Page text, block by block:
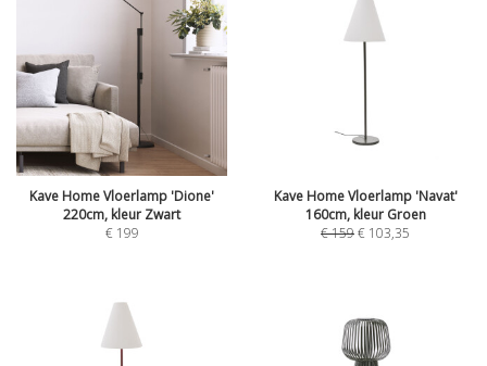
Kave Home Vloerlamp 'Dione'
220cm, kleur Zwart
€ 199
Kave Home Vloerlamp 'Navat'
160cm, kleur Groen
€159€ 103,35